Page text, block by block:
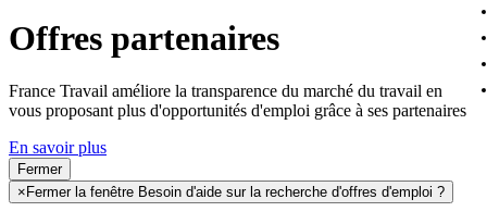
Offres partenaires
France Travail améliore la transparence du marché du travail en
vous proposant plus d'opportunités d'emploi grâce à ses partenaires
En savoir plus
Fermer
× Fermer la fenêtre Besoin d'aide sur la recherche d'offres d'emploi ?